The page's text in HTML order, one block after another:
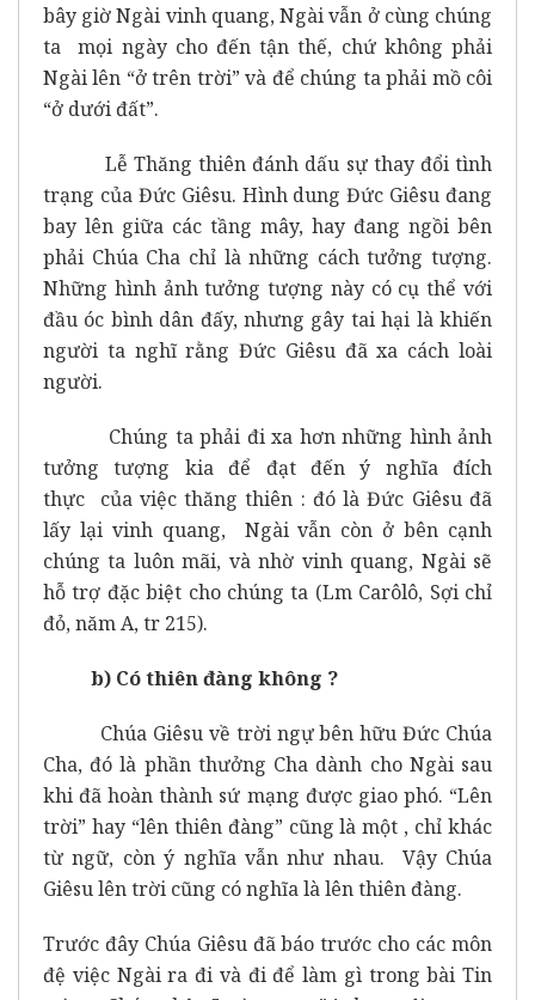
bây giờ Ngài vinh quang, Ngài vẫn ở cùng chúng
ta mọi ngày cho đến tận thế, chứ không phải
Ngài lên “ở trên trời” và để chúng ta phải mồ côi
“ở dưới đất”.
Lễ Thăng thiên đánh dấu sự thay đổi tình
trạng của Đức Giêsu. Hình dung Đức Giêsu đang
bay lên giữa các tầng mây, hay đang ngồi bên
phải Chúa Cha chỉ là những cách tưởng tượng.
Những hình ảnh tưởng tượng này có cụ thể với
đầu óc bình dân đấy, nhưng gây tai hại là khiến
người ta nghĩ rằng Đức Giêsu đã xa cách loài
người.
Chúng ta phải đi xa hơn những hình ảnh
tưởng tượng kia để đạt đến ý nghĩa đích
thực của việc thăng thiên : đó là Đức Giêsu đã
lấy lại vinh quang, Ngài vẫn còn ở bên cạnh
chúng ta luôn mãi, và nhờ vinh quang, Ngài sẽ
hỗ trợ đặc biệt cho chúng ta (Lm Carôlô, Sợi chỉ
đỏ, năm A, tr 215).
b) Có thiên đàng không ?
Chúa Giêsu về trời ngự bên hữu Đức Chúa
Cha, đó là phần thưởng Cha dành cho Ngài sau
khi đã hoàn thành sứ mạng được giao phó. “Lên
trời” hay “lên thiên đàng” cũng là một , chỉ khác
từ ngữ, còn ý nghĩa vẫn như nhau. Vậy Chúa
Giêsu lên trời cũng có nghĩa là lên thiên đàng.
Trước đây Chúa Giêsu đã báo trước cho các môn
đệ việc Ngài ra đi và đi để làm gì trong bài Tin